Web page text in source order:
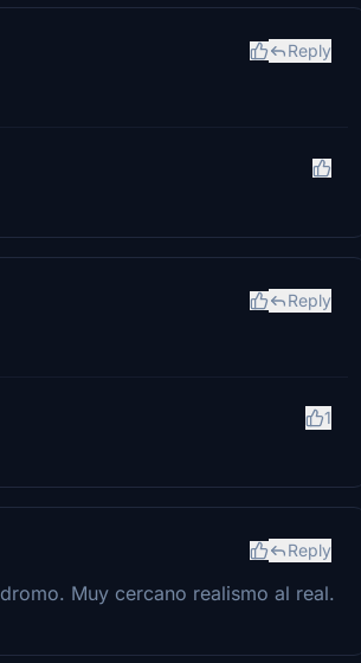
Reply
Reply
1
Reply
Muy cercano realismo al real.